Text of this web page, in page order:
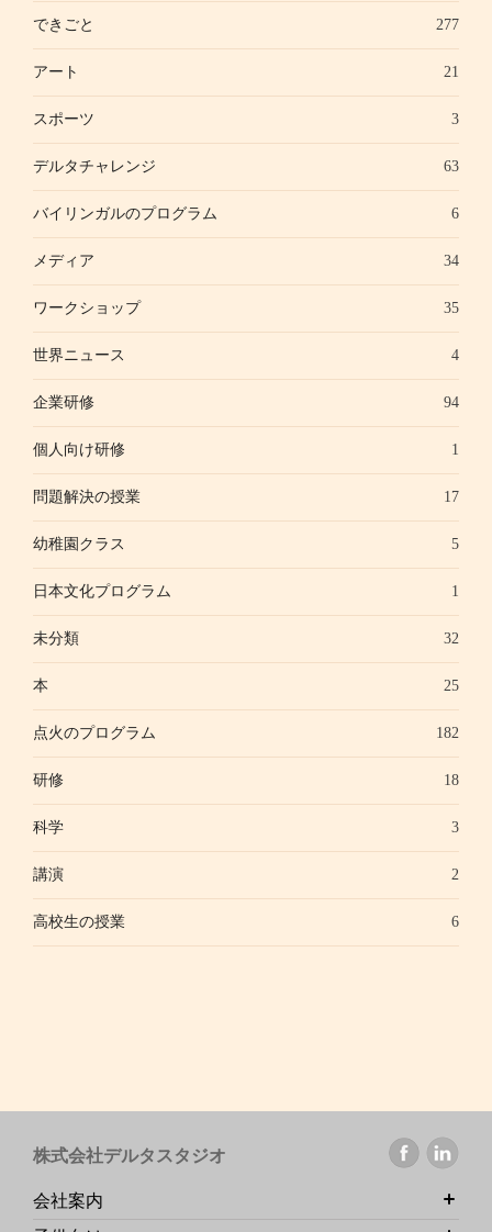
できごと 277
アート 21
スポーツ 3
デルタチャレンジ 63
バイリンガルのプログラム 6
メディア 34
ワークショップ 35
世界ニュース 4
企業研修 94
個人向け研修 1
問題解決の授業 17
幼稚園クラス 5
日本文化プログラム 1
未分類 32
本 25
点火のプログラム 182
研修 18
科学 3
講演 2
高校生の授業 6
株式会社デルタスタジオ
会社案内